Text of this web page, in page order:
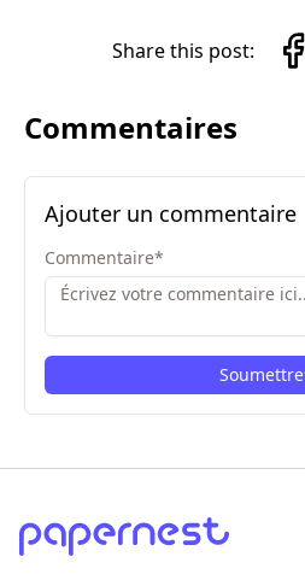
Share this post:
Commentaires
Ajouter un commentaire
Commentaire*
Soumettre